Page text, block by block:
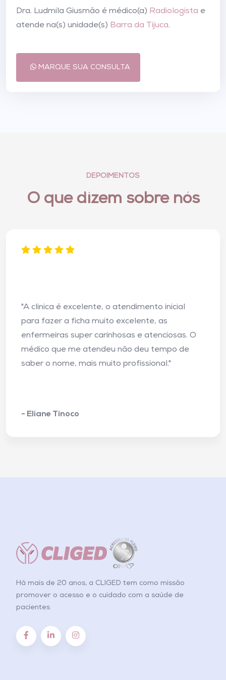
Dra. Ludmila Giusmão é médico(a) Radiologista e
atende na(s) unidade(s) Barra da Tijuca.
MARQUE SUA CONSULTA
DEPOIMENTOS
O que dizem sobre nós
"A clinica é excelente, o atendimento inicial
para fazer a ficha muito excelente, as
enfermeiras super carinhosas e atenciosas. O
médico que me atendeu não deu tempo de
saber o nome, mais muito profissional."
- Eliane Tinoco
Há mais de 20 anos, a CLIGED tem como missão
promover o acesso e o cuidado com a saúde de
pacientes